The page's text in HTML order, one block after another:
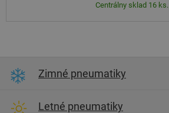
Centrálny sklad 16 ks.
Zimné pneumatiky
Letné pneumatiky